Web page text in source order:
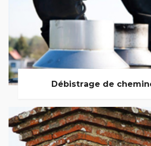
Débistrage de